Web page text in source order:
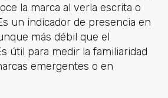
la marca al verla escrita o
un indicador de presencia en
más débil que el
útil para medir la familiaridad
emergentes o en